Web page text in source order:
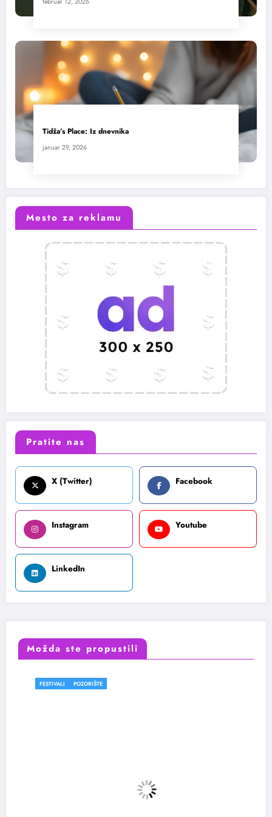
Tidža’s Place: Iz dnevnika
januar 29, 2026
Mesto za reklamu
Pratite nas
X (Twitter) Facebook
Instagram Youtube
LinkedIn
Možda ste propustili
FESTIVALI POZORIŠTE